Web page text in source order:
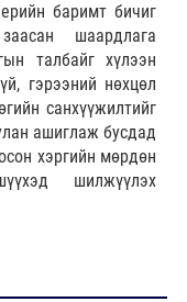
баримт бичиг
шаардлага
талбайг хүлээн
гэрээний нөхцөл
санхүүжилтийг
ашиглаж бусдад
хэргийн мөрдөн
шилжүүлэх